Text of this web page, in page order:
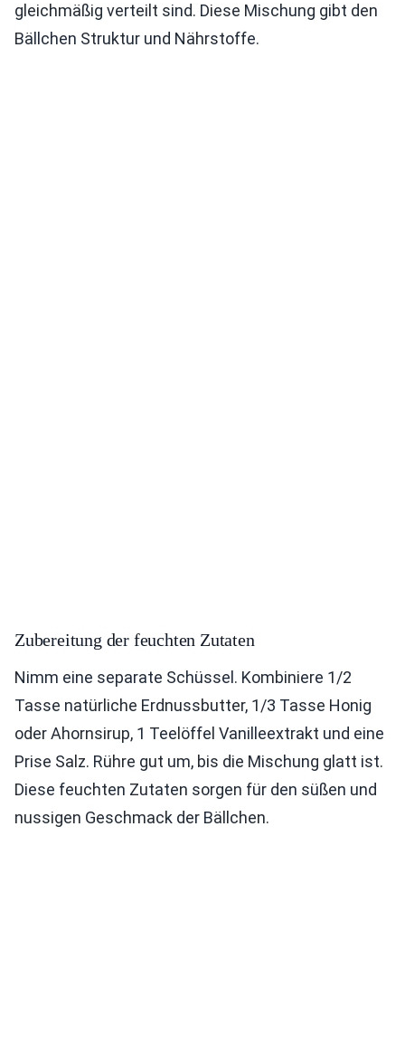
gleichmäßig verteilt sind. Diese Mischung gibt den
Bällchen Struktur und Nährstoffe.
Zubereitung der feuchten Zutaten
Nimm eine separate Schüssel. Kombiniere 1/2
Tasse natürliche Erdnussbutter, 1/3 Tasse Honig
oder Ahornsirup, 1 Teelöffel Vanilleextrakt und eine
Prise Salz. Rühre gut um, bis die Mischung glatt ist.
Diese feuchten Zutaten sorgen für den süßen und
nussigen Geschmack der Bällchen.